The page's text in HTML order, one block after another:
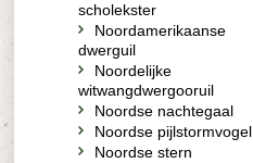
scholekster
Noordamerikaanse
dwerguil
Noordelijke
witwangdwergooruil
Noordse nachtegaal
Noordse pijlstormvogel
Noordse stern